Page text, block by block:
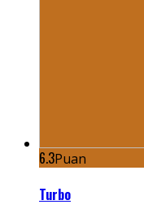
6.3Puan
Turbo